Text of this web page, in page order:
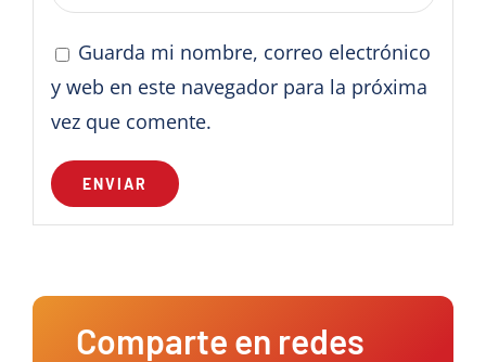
Guarda mi nombre, correo electrónico
y web en este navegador para la próxima
vez que comente.
Comparte en redes